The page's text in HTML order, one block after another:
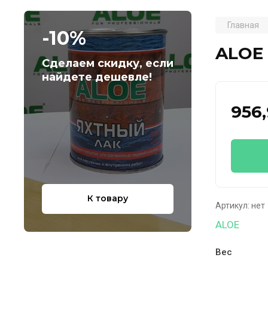
-10%
Сделаем скидку, если
найдете дешевле!
К товару
Главная
Артикул: нет
ALOE
Вес